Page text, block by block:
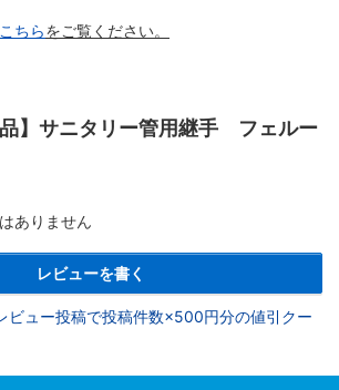
こちらをご覧ください。
品】サニタリー管用継手 フェルー
ありません
レビューを書く
ビュー投稿で投稿件数×500円分の値引クー